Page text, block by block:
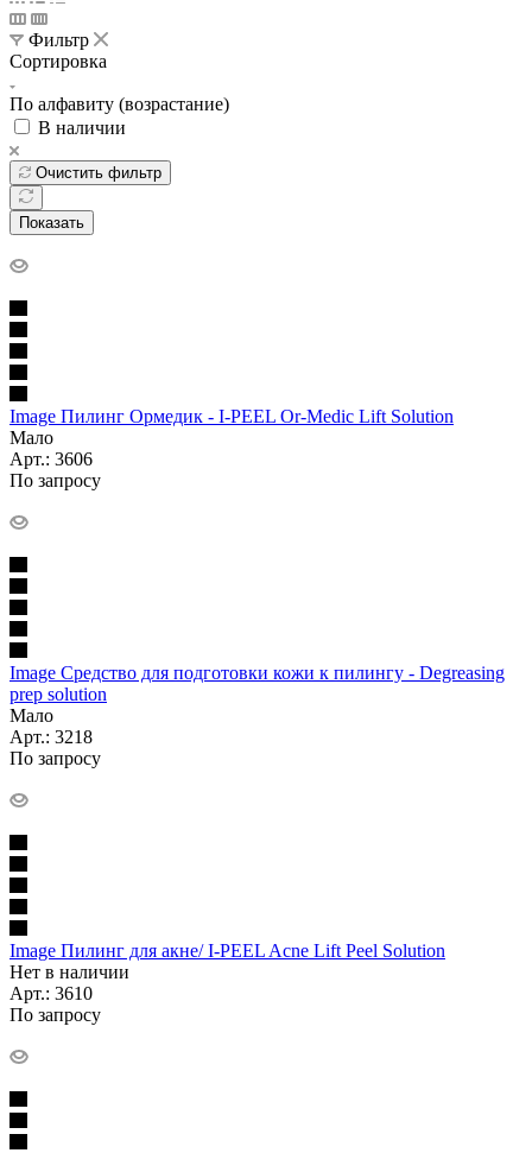
Фильтр
Сортировка
По алфавиту (возрастание)
В наличии
Очистить фильтр
Показать
Image Пилинг Ормедик - I-PEEL Or-Medic Lift Solution
Мало
Арт.: 3606
По запросу
Image Средство для подготовки кожи к пилингу - Degreasing
prep solution
Мало
Арт.: 3218
По запросу
Image Пилинг для акне/ I-PEEL Acne Lift Peel Solution
Нет в наличии
Арт.: 3610
По запросу